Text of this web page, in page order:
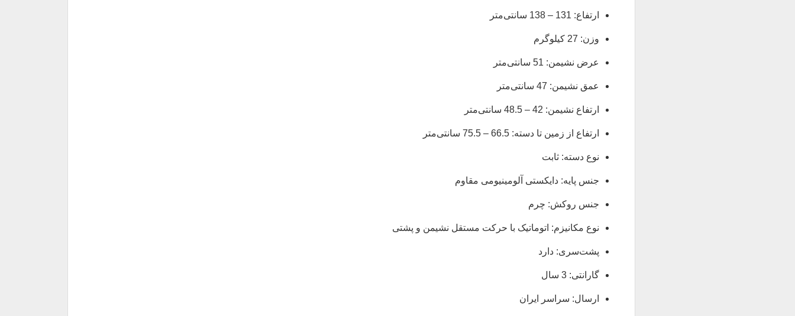
ارتفاع: 131 – 138 سانتی‌متر
وزن: 27 کیلوگرم
عرض نشیمن: 51 سانتی‌متر
عمق نشیمن: 47 سانتی‌متر
ارتفاع نشیمن: 42 – 48.5 سانتی‌متر
ارتفاع از زمین تا دسته: 66.5 – 75.5 سانتی‌متر
نوع دسته: ثابت
جنس پایه: دایکستی آلومینیومی مقاوم
جنس روکش: چرم
نوع مکانیزم: اتوماتیک با حرکت مستقل نشیمن و پشتی
پشت‌سری: دارد
گارانتی: 3 سال
ارسال: سراسر ایران